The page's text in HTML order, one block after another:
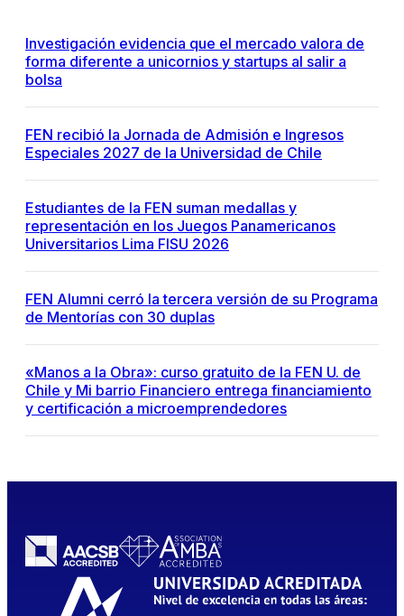
Investigación evidencia que el mercado valora de
forma diferente a unicornios y startups al salir a
bolsa
FEN recibió la Jornada de Admisión e Ingresos
Especiales 2027 de la Universidad de Chile
Estudiantes de la FEN suman medallas y
representación en los Juegos Panamericanos
Universitarios Lima FISU 2026
FEN Alumni cerró la tercera versión de su Programa
de Mentorías con 30 duplas
«Manos a la Obra»: curso gratuito de la FEN U. de
Chile y Mi barrio Financiero entrega financiamiento
y certificación a microemprendedores